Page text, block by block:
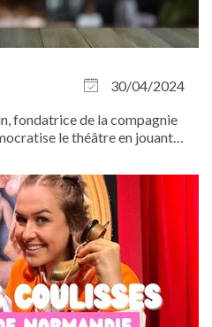
30/04/2024
fondatrice de la compagnie
le théâtre en jouant
du temps… avec Les Faces